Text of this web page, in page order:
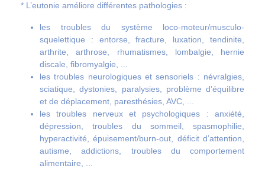
* L’eutonie améliore différentes pathologies :
les troubles du système loco-moteur/musculo-
squelettique : entorse, fracture, luxation, tendinite,
arthrite, arthrose, rhumatismes, lombalgie, hernie
discale, fibromyalgie, ...
les troubles neurologiques et sensoriels : névralgies,
sciatique, dystonies, paralysies, problème d’équilibre
et de déplacement, paresthésies, AVC, ...
les troubles nerveux et psychologiques : anxiété,
dépression, troubles du sommeil, spasmophilie,
hyperactivité, épuisement/burn-out, déficit d’attention,
autisme, addictions, troubles du comportement
alimentaire, ...